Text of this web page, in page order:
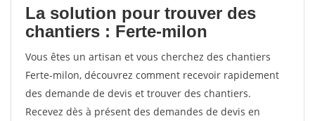
La solution pour trouver des
chantiers : Ferte-milon
Vous êtes un artisan et vous cherchez des chantiers
Ferte-milon, découvrez comment recevoir rapidement
des demande de devis et trouver des chantiers.
Recevez dès à présent des demandes de devis en